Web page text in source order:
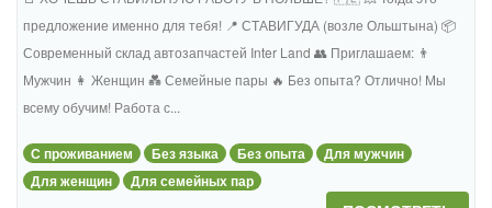
предложение именно для тебя! 📍 СТАВИГУДА (возле Ольштына) 📦
Современный склад автозапчастей Inter Land 👥 Приглашаем: 👨
Мужчин 👩 Женщин 💑 Семейные пары 🔥 Без опыта? Отлично! Мы
всему обучим! Работа с...
С проживанием Без языка Без опыта
Для мужчин
Для женщин
Для семейных пар